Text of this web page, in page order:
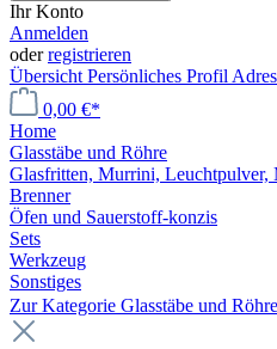
Ihr Konto
Anmelden
oderregistrieren
Übersicht Persönliches Profil
0,00 €*
Home
Glasstäbe und Röhre
Glasfritten, Murrini, Leuchtpulver,
Brenner
Öfen und Sauerstoff-konzis
Sets
Werkzeug
Sonstiges
Zur Kategorie Glasstäbe und Röhre